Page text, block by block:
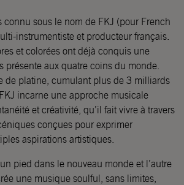
connu sous le nom de FKJ (pour French
instrumentiste et producteur français.
et colorées ont déjà conquis une
présente aux quatre coins du monde.
de platine, cumulant plus de 3 milliards
incarne une approche musicale
et créativité, qu’il fait vivre à travers
conçues pour exprimer
aspirations artistiques.
pied dans le nouveau monde et l’autre
une musique soulful, sans limites,